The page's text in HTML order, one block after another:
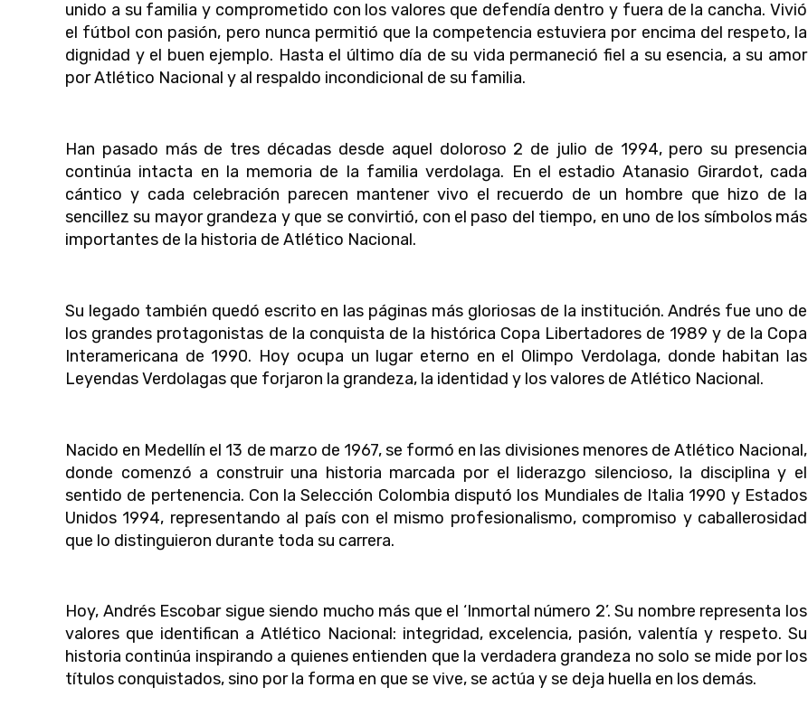
unido a su familia y comprometido con los valores que defendía dentro y fuera de la cancha. Vivió
el fútbol con pasión, pero nunca permitió que la competencia estuviera por encima del respeto, la
dignidad y el buen ejemplo. Hasta el último día de su vida permaneció fiel a su esencia, a su amor
por Atlético Nacional y al respaldo incondicional de su familia.
Han pasado más de tres décadas desde aquel doloroso 2 de julio de 1994, pero su presencia
continúa intacta en la memoria de la familia verdolaga. En el estadio Atanasio Girardot, cada
cántico y cada celebración parecen mantener vivo el recuerdo de un hombre que hizo de la
sencillez su mayor grandeza y que se convirtió, con el paso del tiempo, en uno de los símbolos más
importantes de la historia de Atlético Nacional.
Su legado también quedó escrito en las páginas más gloriosas de la institución. Andrés fue uno de
los grandes protagonistas de la conquista de la histórica Copa Libertadores de 1989 y de la Copa
Interamericana de 1990. Hoy ocupa un lugar eterno en el Olimpo Verdolaga, donde habitan las
Leyendas Verdolagas que forjaron la grandeza, la identidad y los valores de Atlético Nacional.
Nacido en Medellín el 13 de marzo de 1967, se formó en las divisiones menores de Atlético Nacional,
donde comenzó a construir una historia marcada por el liderazgo silencioso, la disciplina y el
sentido de pertenencia. Con la Selección Colombia disputó los Mundiales de Italia 1990 y Estados
Unidos 1994, representando al país con el mismo profesionalismo, compromiso y caballerosidad
que lo distinguieron durante toda su carrera.
Hoy, Andrés Escobar sigue siendo mucho más que el ‘Inmortal número 2’. Su nombre representa los
valores que identifican a Atlético Nacional: integridad, excelencia, pasión, valentía y respeto. Su
historia continúa inspirando a quienes entienden que la verdadera grandeza no solo se mide por los
títulos conquistados, sino por la forma en que se vive, se actúa y se deja huella en los demás.